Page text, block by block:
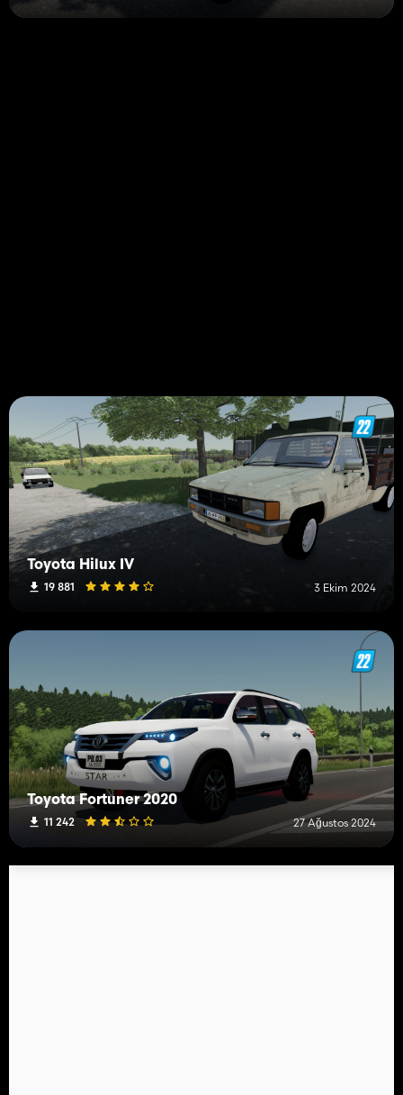
Toyota Hilux IV
19 881 3 Ekim 2024
Toyota Fortuner 2020
11 242 27 Ağustos 2024